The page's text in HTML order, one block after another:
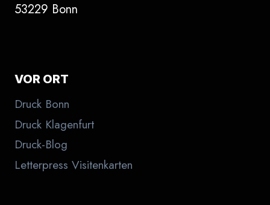
53229 Bonn
VOR ORT
Druck Bonn
Druck Klagenfurt
Druck-Blog
Letterpress Visitenkarten